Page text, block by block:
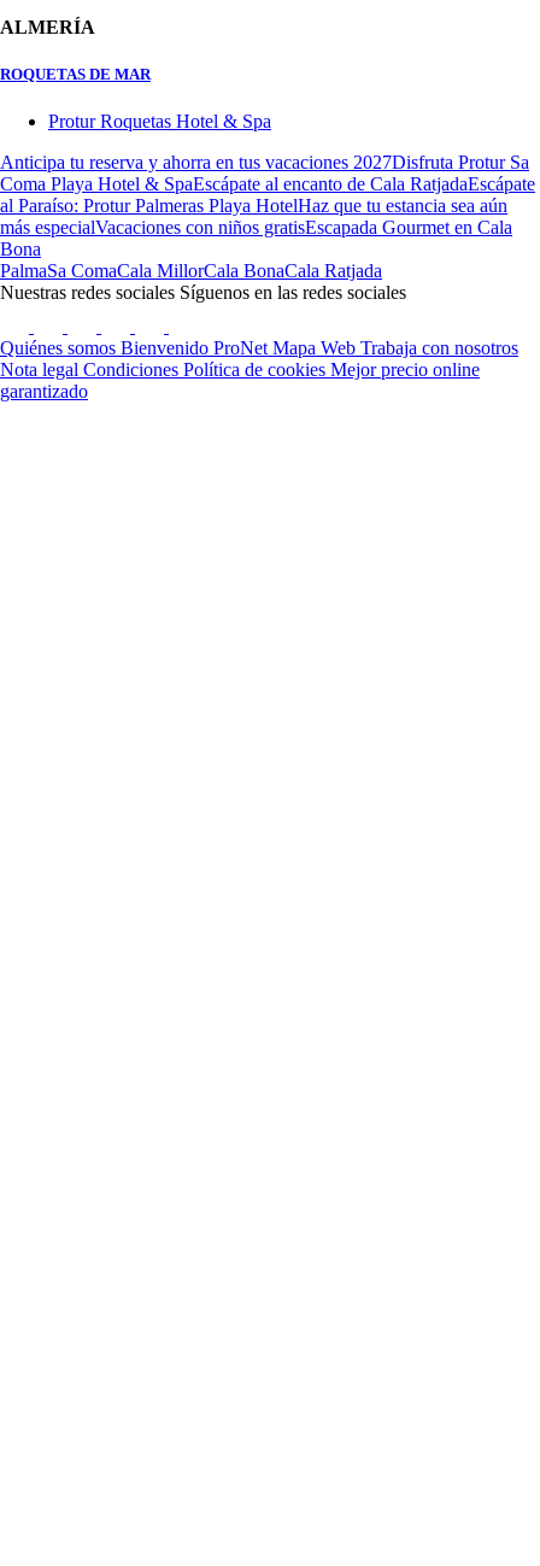
ALMERÍA
ROQUETAS DE MAR
Protur Roquetas Hotel & Spa
Anticipa tu reserva y ahorra en tus vacaciones 2027Disfruta Protur Sa
Coma Playa Hotel & SpaEscápate al encanto de Cala RatjadaEscápate
al Paraíso: Protur Palmeras Playa HotelHaz que tu estancia sea aún
más especialVacaciones con niños gratisEscapada Gourmet en Cala
Bona
PalmaSa ComaCala MillorCala BonaCala Ratjada
Nuestras redes sociales Síguenos en las redes sociales
Quiénes somos Bienvenido ProNet Mapa Web Trabaja con nosotros
Nota legal Condiciones Política de cookies Mejor precio online
garantizado